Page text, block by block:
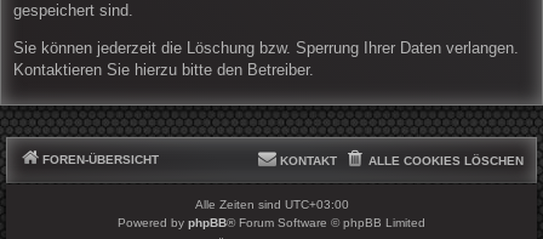
gespeichert sind.
Sie können jederzeit die Löschung bzw. Sperrung Ihrer Daten verlangen.
Kontaktieren Sie hierzu bitte den Betreiber.
FOREN-ÜBERSICHT ALLE COOKIES LÖSCHEN
KONTAKT
Alle Zeiten sind UTC+03:00
Powered by phpBB® Forum Software © phpBB Limited